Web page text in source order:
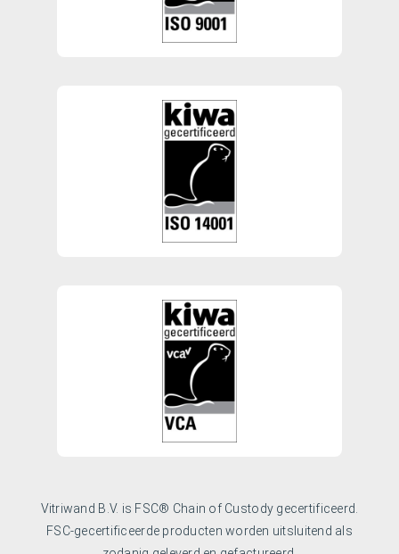
Vitriwand B.V. is FSC® Chain of Custody gecertificeerd.
FSC-gecertificeerde producten worden uitsluitend als